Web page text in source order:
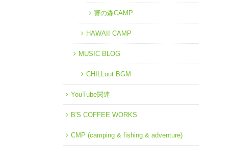
響の森CAMP
HAWAII CAMP
MUSIC BLOG
CHILLout BGM
YouTube関連
B'S COFFEE WORKS
CMP (camping & fishing & adventure)